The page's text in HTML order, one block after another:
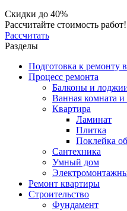
Скидки до 40%
Рассчитайте стоимость работ!
Рассчитать
Разделы
Подготовка к ремонту
Процесс ремонта
Балконы и
Ванная комната и
Квартира
Ламинат
Плитка
Поклейка
Сантехника
Умный дом
Ремонт квартиры
Строительство
Фундамент